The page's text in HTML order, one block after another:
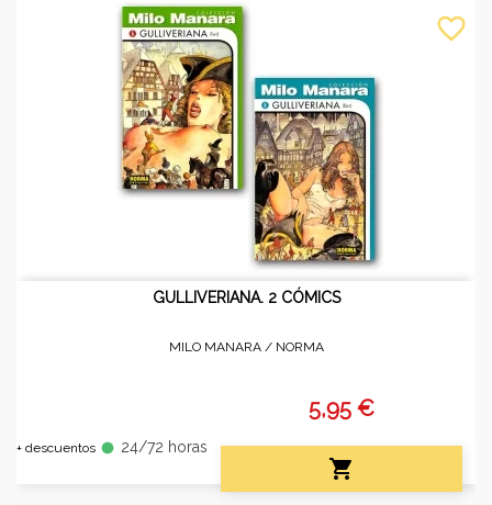
GULLIVERIANA. 2 CÓMICS
MILO MANARA / NORMA
+ descuentos fiber_manual_record 24/72 horas
5,95 €

favorite_border